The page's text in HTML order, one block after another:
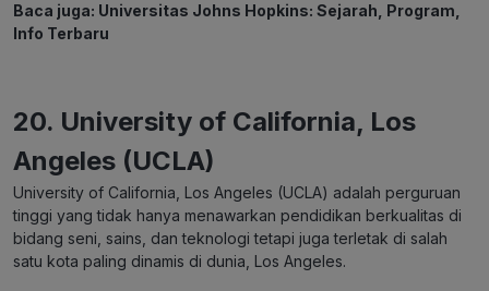
Baca juga: Universitas Johns Hopkins: Sejarah, Program,
Info Terbaru
20. University of California, Los
Angeles (UCLA)
University of California, Los Angeles (UCLA) adalah perguruan
tinggi yang tidak hanya menawarkan pendidikan berkualitas di
bidang seni, sains, dan teknologi tetapi juga terletak di salah
satu kota paling dinamis di dunia, Los Angeles.